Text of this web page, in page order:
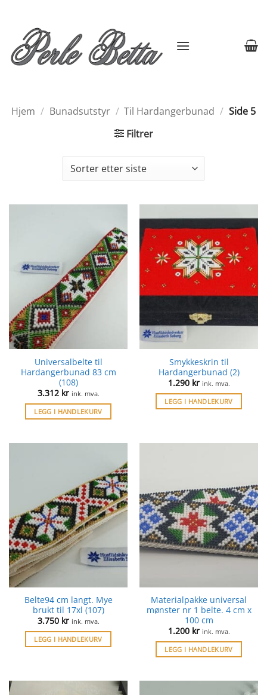
content
Hjem / Bunadsutstyr / Til Hardangerbunad / Side 5
Filtrer
Universalbelte til
Hardangerbunad 83 cm
(108)
3.312 kr ink. mva.
LEGG I HANDLEKURV
Smykkeskrin til
Hardangerbunad (2)
1.290 kr ink. mva.
LEGG I HANDLEKURV
Belte94 cm langt. Mye
brukt til 17xl (107)
3.750 kr ink. mva.
LEGG I HANDLEKURV
Materialpakke universal
mønster nr 1 belte. 4 cm x
100 cm
1.200 kr ink. mva.
LEGG I HANDLEKURV